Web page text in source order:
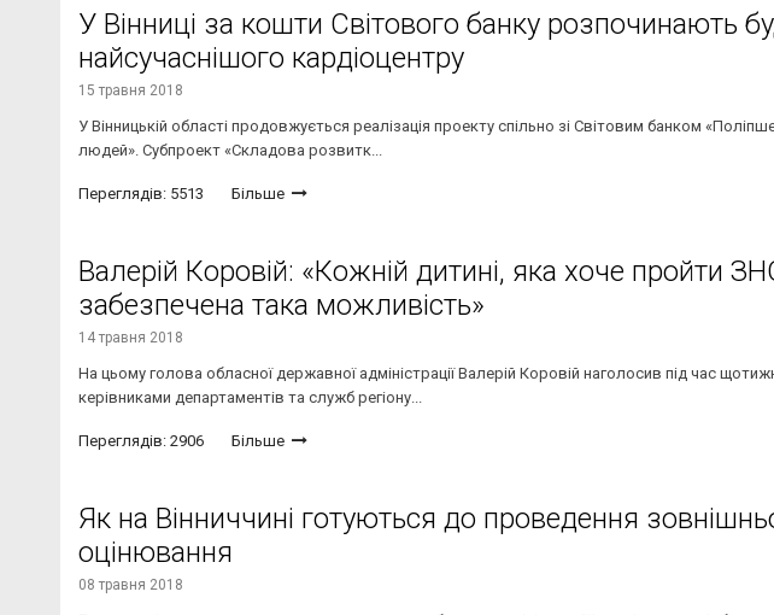
У Вінниці за кошти Світового банку розпочинають
найсучаснішого кардіоцентру
15 травня 2018
У Вінницькій області продовжується реалізація проекту спільно зі Світовим банком
людей». Субпроект «Складова розвитк...
Переглядів: 5513 Більше
Валерій Коровій: «Кожній дитині, яка хоче пройти
забезпечена така можливість»
14 травня 2018
На цьому голова обласної державної адміністрації Валерій Коровій наголосив під час
керівниками департаментів та служб регіону...
Переглядів: 2906 Більше
Як на Вінниччині готуються до проведення
оцінювання
08 травня 2018